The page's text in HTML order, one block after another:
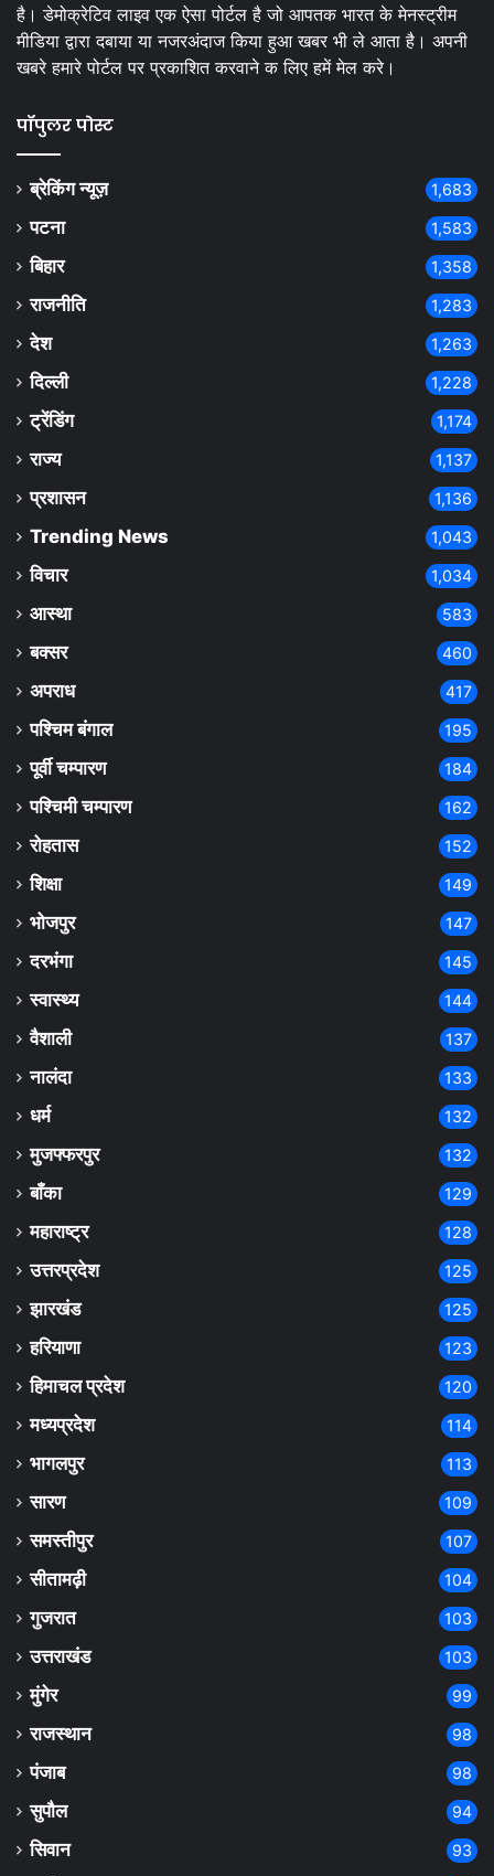
है। डेमोक्रेटिव लाइव एक ऐसा पोर्टल है जो आपतक भारत के मेनस्ट्रीम
मीडिया द्वारा दबाया या नजरअंदाज किया हुआ खबर भी ले आता है। अपनी
खबरे हमारे पोर्टल पर प्रकाशित करवाने क लिए हमें मेल करे।
पॉपुलर पोस्ट
ब्रेकिंग न्यूज़ 1,683
पटना 1,583
बिहार 1,358
राजनीति 1,283
देश 1,263
दिल्ली 1,228
ट्रेंडिंग 1,174
राज्य 1,137
प्रशासन 1,136
Trending News 1,043
विचार 1,034
आस्था 583
बक्सर 460
अपराध 417
पश्चिम बंगाल 195
पूर्वी चम्पारण 184
पश्चिमी चम्पारण 162
रोहतास 152
शिक्षा 149
भोजपुर 147
दरभंगा 145
स्वास्थ्य 144
वैशाली 137
नालंदा 133
धर्म 132
मुजफ्फरपुर 132
बाँका 129
महाराष्ट्र 128
उत्तरप्रदेश 125
झारखंड 125
हरियाणा 123
हिमाचल प्रदेश 120
मध्यप्रदेश 114
भागलपुर 113
सारण 109
समस्तीपुर 107
सीतामढ़ी 104
गुजरात 103
उत्तराखंड 103
मुंगेर 99
राजस्थान 98
पंजाब 98
सुपौल 94
सिवान 93